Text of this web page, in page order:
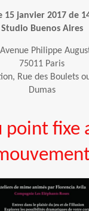
15 janvier 2017 de
Studio Buenos Aires
Philippe
75011 Paris
Rue des Boulets
Dumas
point fixe